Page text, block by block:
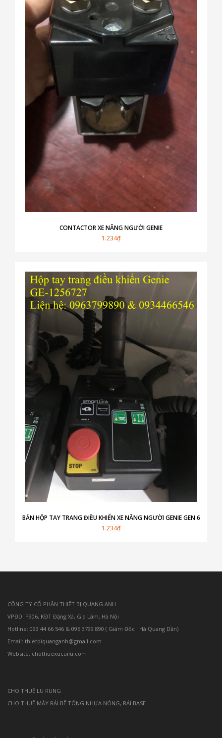
CONTACTOR XE NÂNG NGƯỜI GENIE
1.234₫
BÁN HỘP TAY TRANG ĐIỀU KHIỂN XE NÂNG NGƯỜI GENIE GEN 6
1.234₫
CÔNG TY CỔ PHẦN THIẾT BỊ QUANG ANH
VPĐD: P906, KĐT Đặng Xá, Gia Lâm, Hà Nội
Hotline: 093 44 66 546 & 096 3799 890 ( Giám Đốc : Hà Quang Dần)
Email: thietbiquanganh@gmail.com
Website: chothuexucuilu.com
CHO THUÊ LU RUNG
CHO THUÊ MÁY RẢI BÊ TÔNG NHỰA NÓNG, RẢI BASE